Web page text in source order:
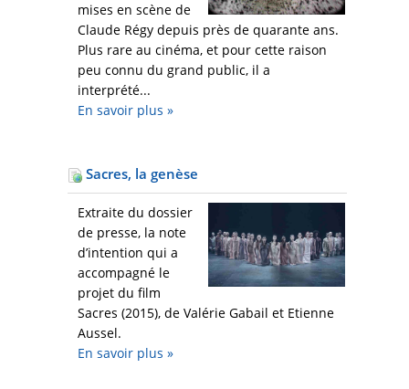
mises en scène de
Claude Régy depuis près de quarante ans.
Plus rare au cinéma, et pour cette raison
peu connu du grand public, il a
interprété...
En savoir plus »
Sacres, la genèse
Extraite du dossier
de presse, la note
d’intention qui a
accompagné le
projet du film
Sacres (2015), de Valérie Gabail et Etienne
Aussel.
En savoir plus »